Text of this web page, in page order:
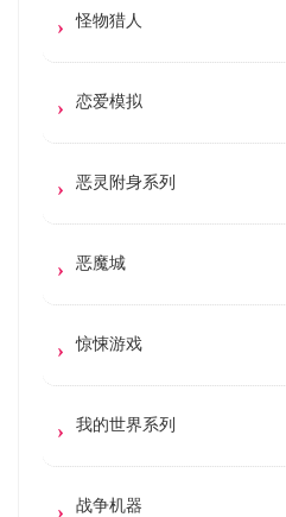
怪物猎人
恋爱模拟
恶灵附身系列
恶魔城
惊悚游戏
我的世界系列
战争机器